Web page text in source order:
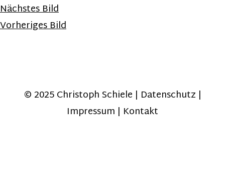
Nächstes Bild
Vorheriges Bild
© 2025 Christoph Schiele | Datenschutz |
Impressum | Kontakt